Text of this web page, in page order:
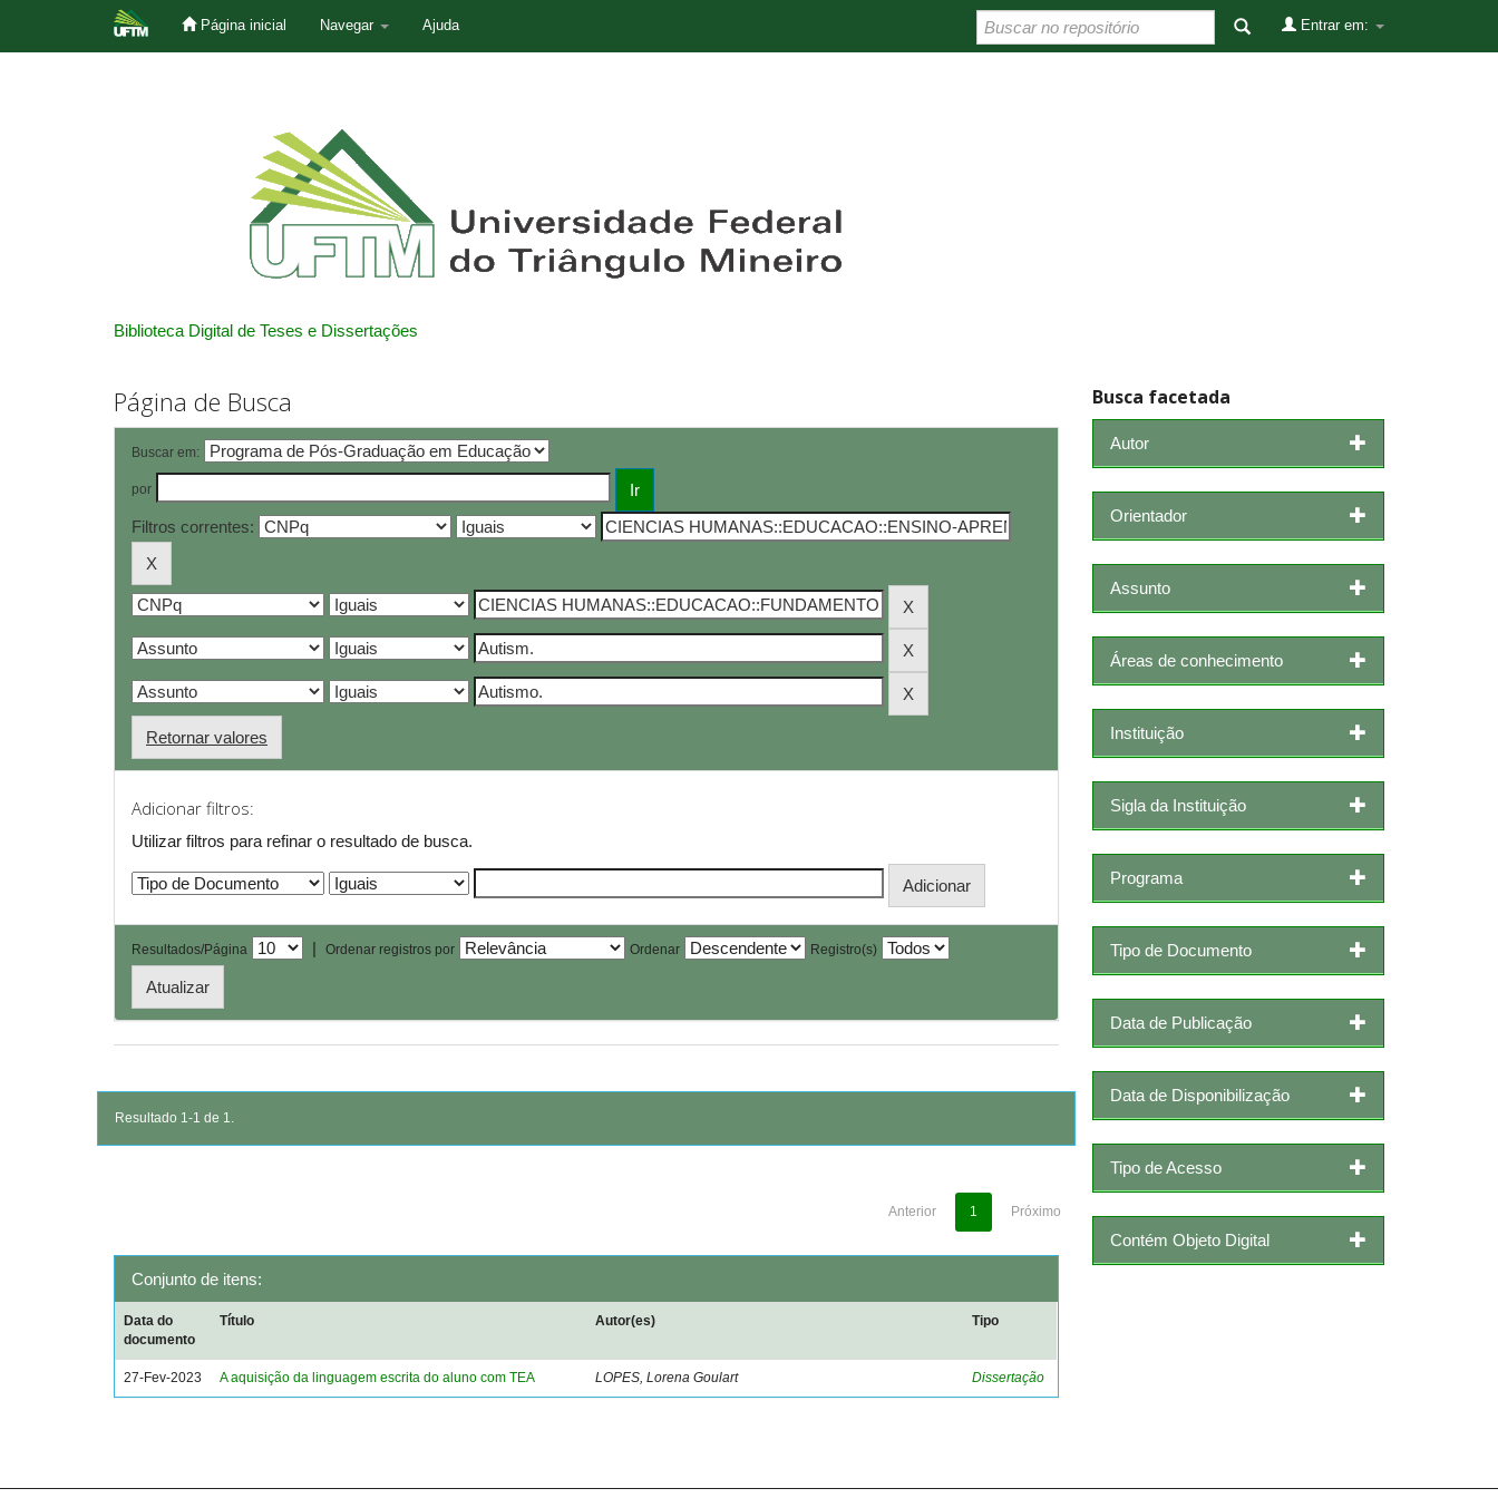
Página inicial Navegar Ajuda Entrar em:
Biblioteca Digital de Teses e Dissertações
Página de Busca
Buscar em:
por
Filtros correntes:
Retornar valores
Adicionar filtros:
Utilizar filtros para refinar o resultado de busca.
Resultados/Página | Ordenar registros por Ordenar Registro(s)
Resultado 1-1 de 1.
Anterior 1 Próximo
Conjunto de itens:
Data do
documento
Título Autor(es) Tipo
27-Fev-2023 A aquisição da linguagem escrita do aluno com TEA LOPES, Lorena Goulart Dissertação
Busca facetada
Autor
Orientador
Assunto
Áreas de conhecimento
Instituição
Sigla da Instituição
Programa
Tipo de Documento
Data de Publicação
Data de Disponibilização
Tipo de Acesso
Contém Objeto Digital